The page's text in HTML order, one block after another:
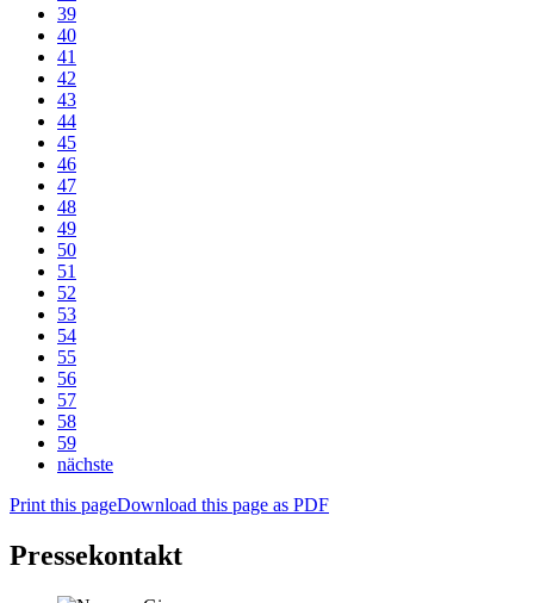
39
40
41
42
43
44
45
46
47
48
49
50
51
52
53
54
55
56
57
58
59
nächste
Print this pageDownload this page as PDF
Pressekontakt